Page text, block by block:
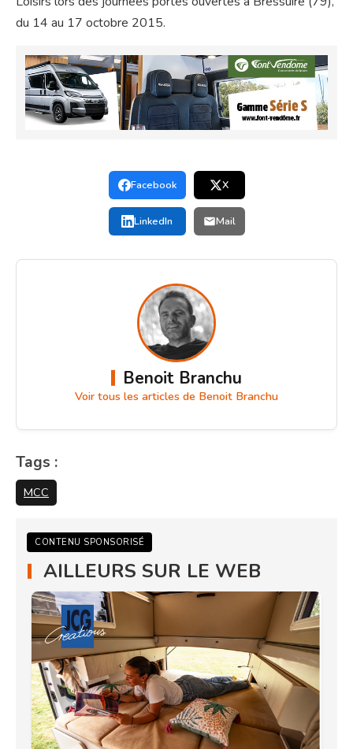
du 14 au 17 octobre 2015.
Facebook X
LinkedIn Mail
Benoit Branchu
Voir tous les articles de Benoit Branchu
Tags :
MCC
CONTENU SPONSORISÉ
AILLEURS SUR LE WEB